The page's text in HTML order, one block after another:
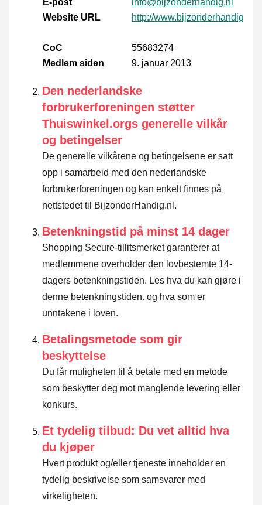
E-post
info@bijzonderhandig.nl
Website URL
http://www.bijzonderhandig.nl
CoC
55683274
Medlem siden
9. januar 2013
Den nederlandske
forbrukerforeningen støtter
Thuiswinkel.orgs generelle vilkår
og betingelser
De generelle vilkårene og betingelsene er satt
opp i samarbeid med den nederlandske
forbrukerforeningen og kan enkelt finnes på
nettstedet til BijzonderHandig.nl.
Betenkningstid på minst 14 dager
Shopping Secure-tillitsmerket garanterer at
medlemmene overholder den lovbestemte 14-
dagers betenkningstiden. Les hva du kan gjøre i
denne betenkningstiden. og hva som er
unntakene i loven.
Betalingsmetode som gir
beskyttelse
Du får muligheten til å betale med en metode
som beskytter deg mot manglende levering eller
konkurs.
Et tydelig tilbud: Du vet alltid hva
du kjøper
Hvert produkt og/eller tjeneste inneholder en
tydelig beskrivelse som samsvarer med
virkeligheten.